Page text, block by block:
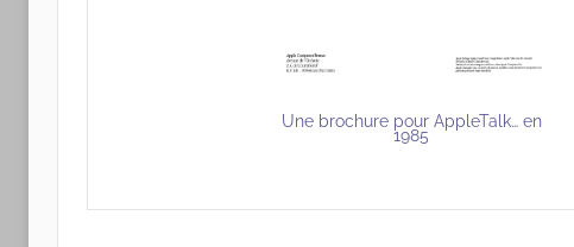
Une brochure pour AppleTalk… en
1985